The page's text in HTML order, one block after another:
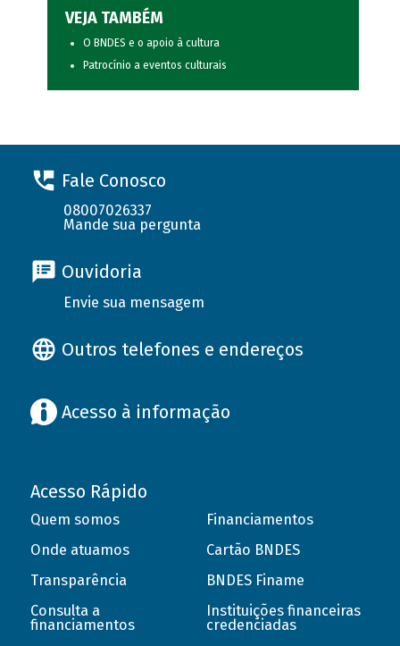
VEJA TAMBÉM
O BNDES e o apoio à cultura
Patrocínio a eventos culturais
Fale Conosco
08007026337
Mande sua pergunta
Ouvidoria
Envie sua mensagem
Outros telefones e endereços
Acesso à informação
Acesso Rápido
Quem somos
Onde atuamos
Transparência
Consulta a
financiamentos
Financiamentos
Cartão BNDES
BNDES Finame
Instituições financeiras
credenciadas